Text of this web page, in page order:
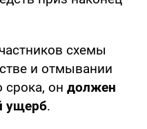
схемы
и отмывании
он должен
ущерб.